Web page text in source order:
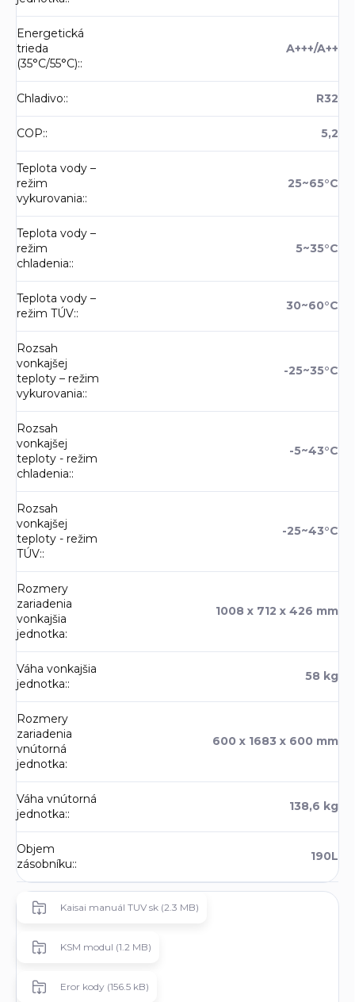
Energetická
trieda
(35°C/55°C)::
A+++/A++
Chladivo:: R32
COP:: 5,2
Teplota vody –
režim
vykurovania::
25~65°C
Teplota vody –
režim
chladenia::
5~35°C
Teplota vody –
režim TÚV::
30~60°C
Rozsah
vonkajšej
teploty – režim
vykurovania::
-25~35°C
Rozsah
vonkajšej
teploty - režim
chladenia::
-5~43°C
Rozsah
vonkajšej
teploty - režim
TÚV::
-25~43°C
Rozmery
zariadenia
vonkajšia
jednotka:
1008 x 712 x 426 mm
Váha vonkajšia
jednotka::
58 kg
Rozmery
zariadenia
vnútorná
jednotka:
600 x 1683 x 600 mm
Váha vnútorná
jednotka::
138,6 kg
Objem
zásobníku::
190L
Kaisai manuál TUV sk (2.3 MB)
KSM modul (1.2 MB)
Eror kody (156.5 kB)